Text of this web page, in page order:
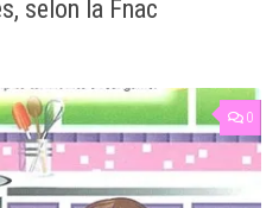
selon la Fnac
0